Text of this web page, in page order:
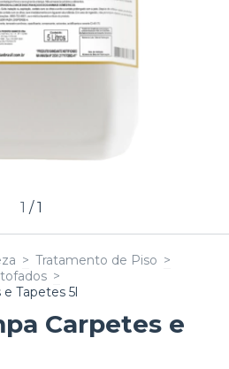
1 /1
> Tratamento de Piso >
>
Tapetes 5l
Carpetes e